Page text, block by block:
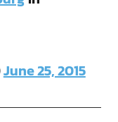
June 25, 2015